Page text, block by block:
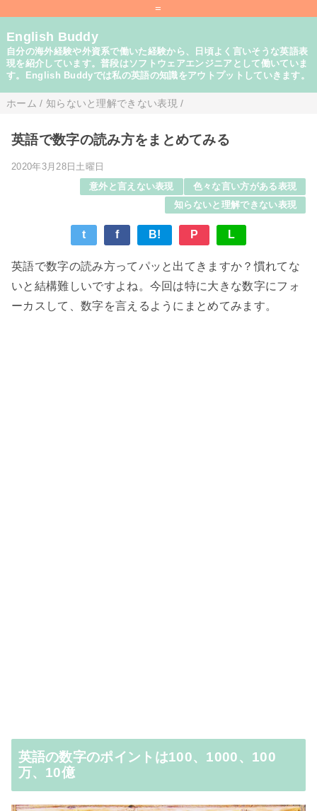
=
English Buddy
自分の海外経験や外資系で働いた経験から、日頃よく言いそうな英語表
現を紹介しています。普段はソフトウェアエンジニアとして働いていま
す。English Buddyでは私の英語の知識をアウトプットしていきます。
ホーム / 知らないと理解できない表現 /
英語で数字の読み方をまとめてみる
2020年3月28日土曜日
意外と言えない表現
色々な言い方がある表現
知らないと理解できない表現
t f B! P L
英語で数字の読み方ってパッと出てきますか？慣れてな
いと結構難しいですよね。今回は特に大きな数字にフォ
ーカスして、数字を言えるようにまとめてみます。
英語の数字のポイントは100、1000、100
万、10億